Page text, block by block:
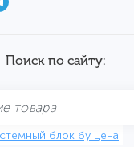
Поиск по сайту:
блок бу цена